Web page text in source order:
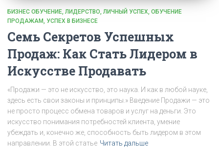
БИЗНЕС ОБУЧЕНИЕ ЛИДЕРСТВО ЛИЧНЫЙ УСПЕХ ОБУЧЕНИЕ
ПРОДАЖАМ
УСПЕХ В БИЗНЕСЕ
Семь Секретов Успешных
Продаж: Как Стать Лидером в
Искусстве Продавать
«Продажи — это не искусство, это наука. И как в любой науке,
здесь есть свои законы и принципы.» Введение Продажи — это
не просто процесс обмена товаров и услуг на деньги. Это
искусство понимания потребностей клиента, умение
убеждать и, конечно же, способность быть лидером в этом
направлении. В этой статье Читать дальше